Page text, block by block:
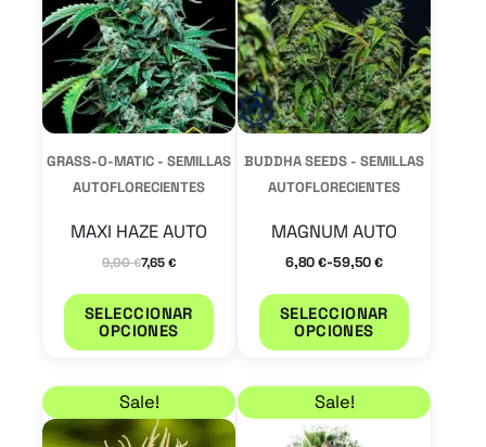
GRASS-O-MATIC - SEMILLAS
AUTOFLORECIENTES
MAXI HAZE AUTO
9,00€7,65 €
SELECCIONAR
OPCIONES
múltiples
variantes.
Las
opciones
se
pueden
página
de
BUDDHA SEEDS - SEMILLAS
AUTOFLORECIENTES
MAGNUM AUTO
6,80€-59,50€
SELECCIONAR
OPCIONES
Las
se
página
de
Sale!Rango de precios: desde 6,80 € hasta 25,50 €
Este
producto
Sale!Rango de precios:
Este